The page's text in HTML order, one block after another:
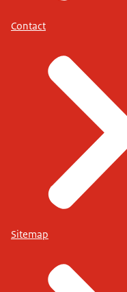
Contact
Sitemap